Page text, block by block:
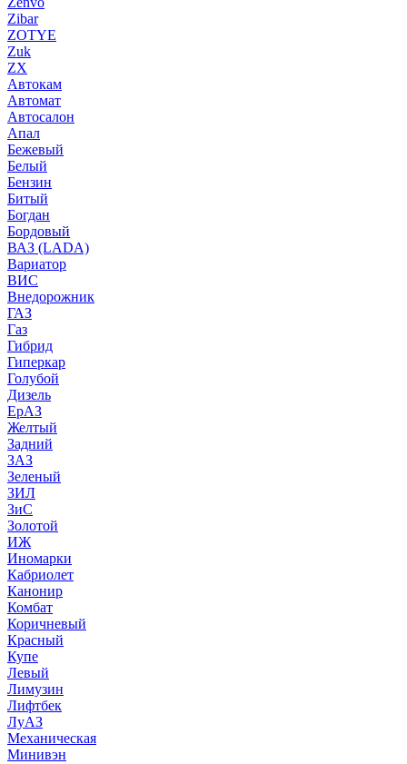
Zibar
ZOTYE
Zuk
ZX
Автокам
Автомат
Автосалон
Апал
Бежевый
Белый
Бензин
Битый
Богдан
Бордовый
ВАЗ (LADA)
Вариатор
ВИС
Внедорожник
ГАЗ
Газ
Гибрид
Гиперкар
Голубой
Дизель
ЕрАЗ
Желтый
Задний
ЗАЗ
Зеленый
ЗИЛ
ЗиС
Золотой
ИЖ
Иномарки
Кабриолет
Канонир
Комбат
Коричневый
Красный
Купе
Левый
Лимузин
Лифтбек
ЛуАЗ
Механическая
Минивэн